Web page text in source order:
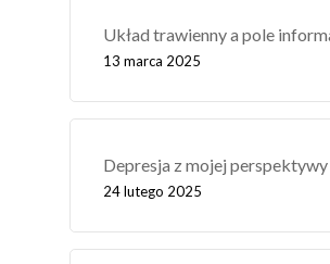
Układ trawienny a pole
13 marca 2025
Depresja z mojej perspektywy
24 lutego 2025